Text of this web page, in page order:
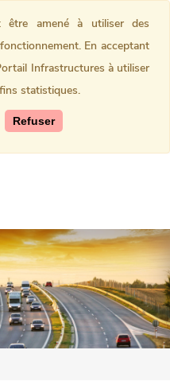
être amené à utiliser des
En acceptant
Infrastructures à utiliser
statistiques.
Refuser